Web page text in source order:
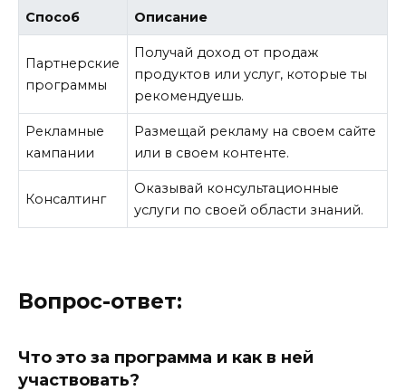
Способ Описание
Партнерские
программы
Получай доход от продаж
продуктов или услуг, которые ты
рекомендуешь.
Рекламные
кампании
Размещай рекламу на своем сайте
или в своем контенте.
Консалтинг
Оказывай консультационные
услуги по своей области знаний.
Вопрос-ответ:
Что это за программа и как в ней
участвовать?